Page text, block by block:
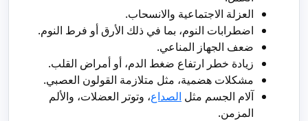
العزلة الاجتماعية والانسحاب.
اضطرابات النوم، بما في ذلك الأرق أو فرط النوم.
ضعف الجهاز المناعي.
زيادة خطر ارتفاع ضغط الدم، أو أمراض القلب.
مشكلات هضمية، مثل متلازمة القولون العصبي.
آلام الجسم مثل الصداع، وتوتر العضلات، والألم
المزمن.